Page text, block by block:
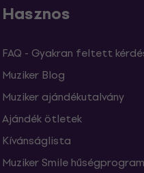
Hasznos
FAQ - Gyakran feltett
Muziker Blog
Muziker ajándékutalvány
Ajándék ötletek
Kívánságlista
Muziker Smile hűségprogram